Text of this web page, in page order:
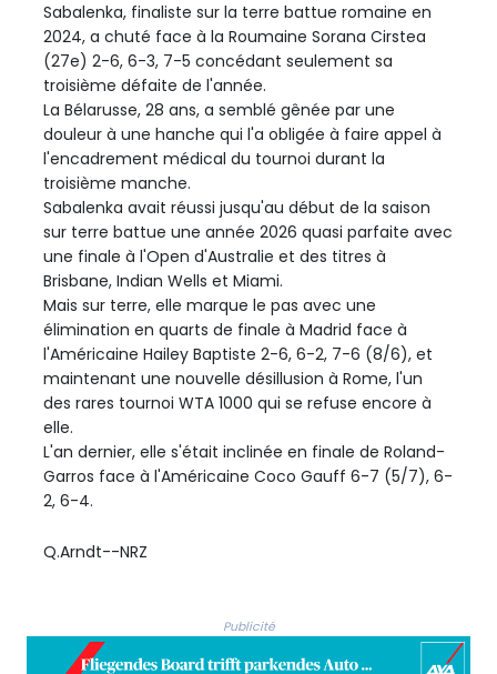
Sabalenka, finaliste sur la terre battue romaine en
2024, a chuté face à la Roumaine Sorana Cirstea
(27e) 2-6, 6-3, 7-5 concédant seulement sa
troisième défaite de l'année.
La Bélarusse, 28 ans, a semblé gênée par une
douleur à une hanche qui l'a obligée à faire appel à
l'encadrement médical du tournoi durant la
troisième manche.
Sabalenka avait réussi jusqu'au début de la saison
sur terre battue une année 2026 quasi parfaite avec
une finale à l'Open d'Australie et des titres à
Brisbane, Indian Wells et Miami.
Mais sur terre, elle marque le pas avec une
élimination en quarts de finale à Madrid face à
l'Américaine Hailey Baptiste 2-6, 6-2, 7-6 (8/6), et
maintenant une nouvelle désillusion à Rome, l'un
des rares tournoi WTA 1000 qui se refuse encore à
elle.
L'an dernier, elle s'était inclinée en finale de Roland-
Garros face à l'Américaine Coco Gauff 6-7 (5/7), 6-
2, 6-4.
Q.Arndt--NRZ
Publicité